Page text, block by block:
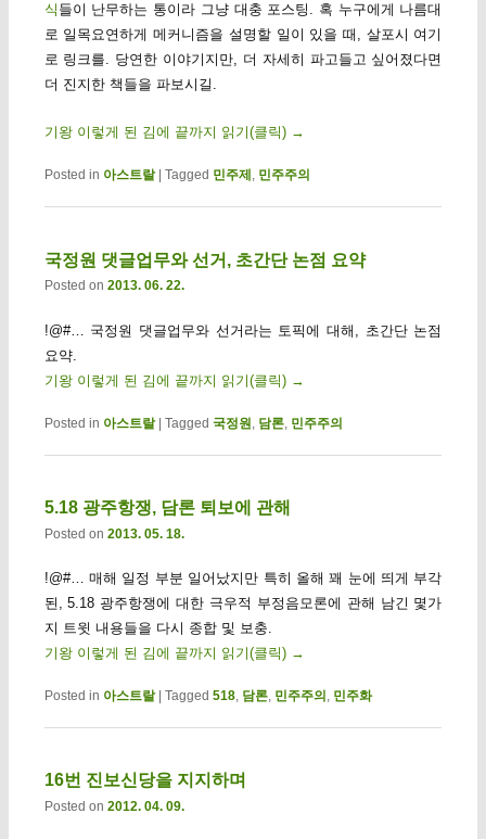
식 들이 난무하는 통이라 그냥 대충 포스팅. 혹 누구에게 나름대
로 일목요연하게 메커니즘을 설명할 일이 있을 때, 살포시 여기
로 링크를. 당연한 이야기지만, 더 자세히 파고들고 싶어졌다면
더 진지한 책들을 파보시길.
기왕 이렇게 된 김에 끝까지 읽기(클릭) →
Posted in 아스트랄 Tagged 민주제 , 민주주의
국정원 댓글업무와 선거, 초간단 논점 요약
Posted on 2013. 06. 22.
!@#… 국정원 댓글업무와 선거라는 토픽에 대해, 초간단 논점
요약.
기왕 이렇게 된 김에 끝까지 읽기(클릭) →
Posted in 아스트랄 | Tagged 국정원 담론, 민주주의
5.18 광주항쟁, 담론 퇴보에 관해
Posted on 2013. 05. 18.
!@#… 매해 일정 부분 일어났지만 특히 올해 꽤 눈에 띄게 부각
된, 5.18 광주항쟁에 대한 극우적 부정음모론에 관해 남긴 몇가
지 트윗 내용들을 다시 종합 및 보충.
기왕 이렇게 된 김에 끝까지 읽기(클릭) →
Posted in 아스트랄 Tagged 518, 담론, 민주주의 , 민주화
16번 진보신당을 지지하며
Posted on 2012. 04. 09.